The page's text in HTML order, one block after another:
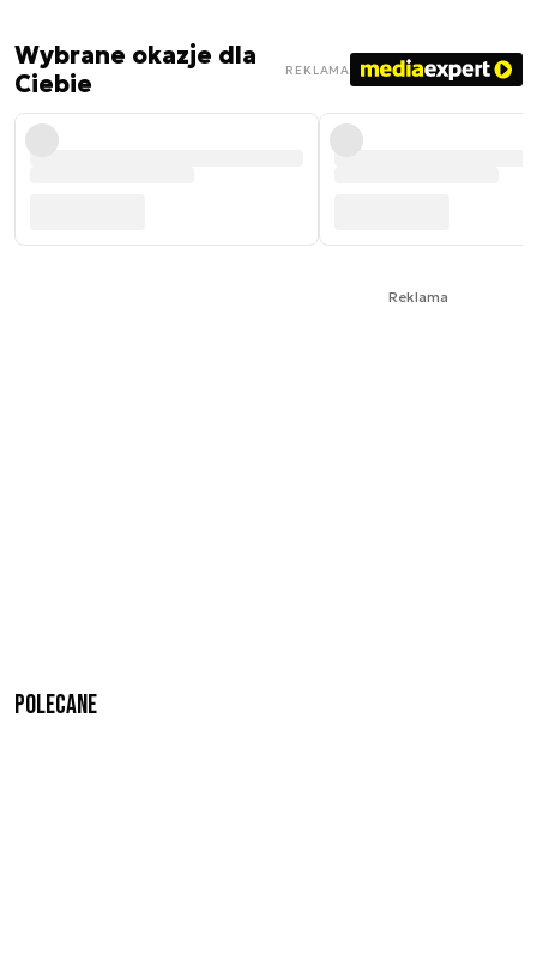
Wybrane okazje dla
Ciebie
REKLAMA
Reklama
Polecane